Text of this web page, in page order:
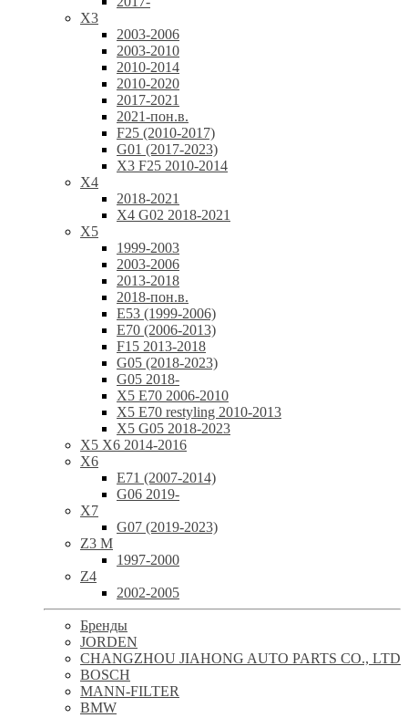
X3
2003-2006
2003-2010
2010-2014
2010-2020
2017-2021
2021-пон.в.
F25 (2010-2017)
G01 (2017-2023)
X3 F25 2010-2014
X4
2018-2021
X4 G02 2018-2021
X5
1999-2003
2003-2006
2013-2018
2018-пон.в.
E53 (1999-2006)
E70 (2006-2013)
F15 2013-2018
G05 (2018-2023)
G05 2018-
X5 E70 2006-2010
X5 E70 restyling 2010-2013
X5 G05 2018-2023
X5 X6 2014-2016
X6
E71 (2007-2014)
G06 2019-
X7
G07 (2019-2023)
Z3 M
1997-2000
Z4
2002-2005
Бренды
JORDEN
CHANGZHOU JIAHONG AUTO PARTS CO., LTD
BOSCH
MANN-FILTER
BMW